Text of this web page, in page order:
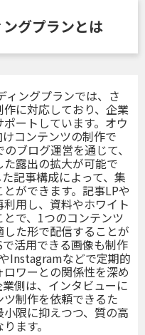
グプランとは
ィングプランでは、さ
に対応しており、企業
ートしています。オウ
コンテンツの制作で
ブログ運営を通じて、
露出の拡大が可能で
記事構成によって、集
ができます。記事LPや
用し、資料やホワイト
で、1つのコンテンツ
た形で配信することが
活用できる画像も制作
Instagramなどで定期的
ワーとの関係性を深め
側は、インタビューに
制作を依頼できるた
限に抑えつつ、質の高
ます。